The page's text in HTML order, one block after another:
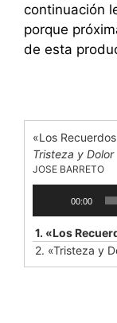
continuación
porque
de esta
«Los
Tristeza y Dolor
JOSE BARRETO
audio
00:00
1. «Los
2. «Tristeza y